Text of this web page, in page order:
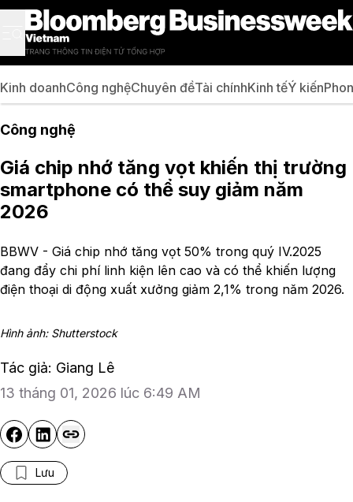
Kinh doanhCông nghệChuyên đềTài chínhKinh tếÝ kiến
Công nghệ
Giá chip nhớ tăng vọt khiến thị trường
smartphone có thể suy giảm năm
2026
BBWV - Giá chip nhớ tăng vọt 50% trong quý IV.2025
đang đẩy chi phí linh kiện lên cao và có thể khiến lượng
điện thoại di động xuất xưởng giảm 2,1% trong năm 2026.
Hình ảnh: Shutterstock
Tác giả: Giang Lê
13 tháng 01, 2026 lúc 6:49 AM
Lưu